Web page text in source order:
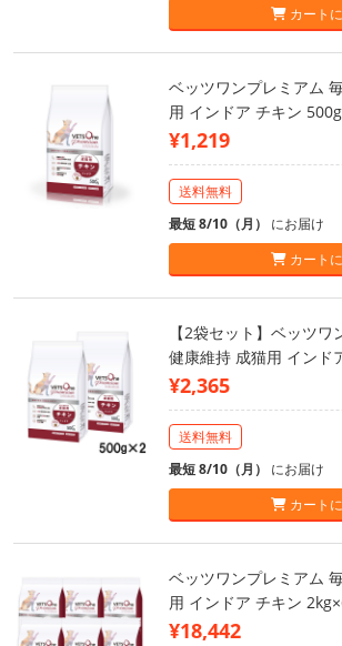
カート
ベッツワンプレミアム
用 インドア チキン 500g
¥1,219
送料無料
最短 8/10（月） にお届け
カート
【2袋セット】ベッツ
健康維持 成猫用 インド
¥2,365
送料無料
最短 8/10（月） にお届け
カート
ベッツワンプレミアム
用 インドア チキン
¥18,442